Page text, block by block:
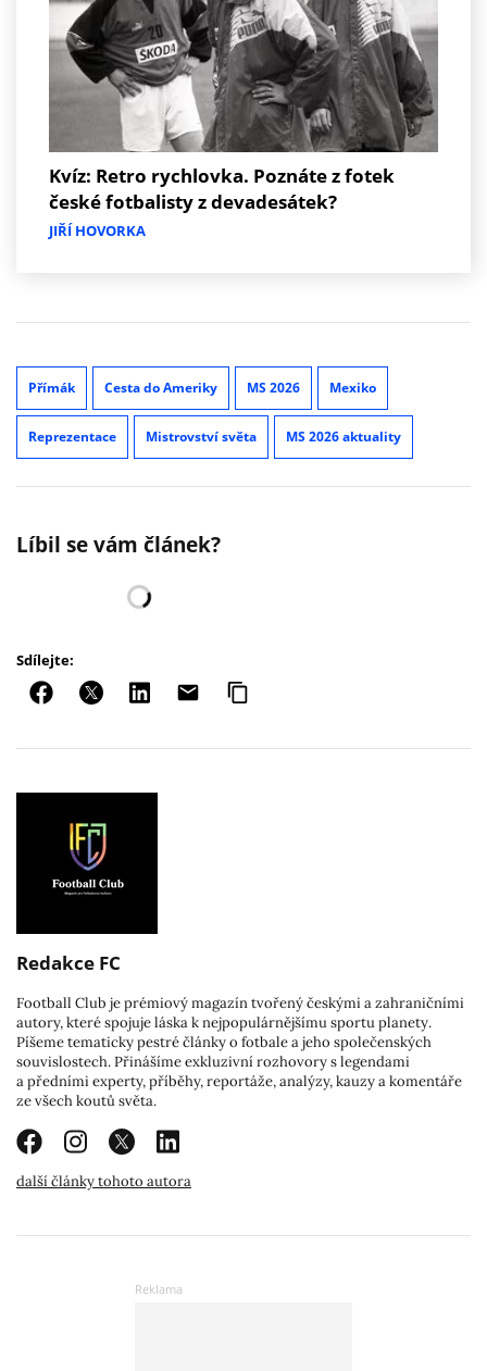
Kvíz: Retro rychlovka. Poznáte z fotek
české fotbalisty z devadesátek?
JIŘÍ HOVORKA
Přímák Cesta do Ameriky MS 2026 Mexiko
Reprezentace Mistrovství světa MS 2026 aktuality
Líbil se vám článek?
Sdílejte:
Redakce FC
Football Club je prémiový magazín tvořený českými a zahraničními
autory, které spojuje láska k nejpopulárnějšímu sportu planety.
Píšeme tematicky pestré články o fotbale a jeho společenských
souvislostech. Přinášíme exkluzivní rozhovory s legendami
a předními experty, příběhy, reportáže, analýzy, kauzy a komentáře
ze všech koutů světa.
další články tohoto autora